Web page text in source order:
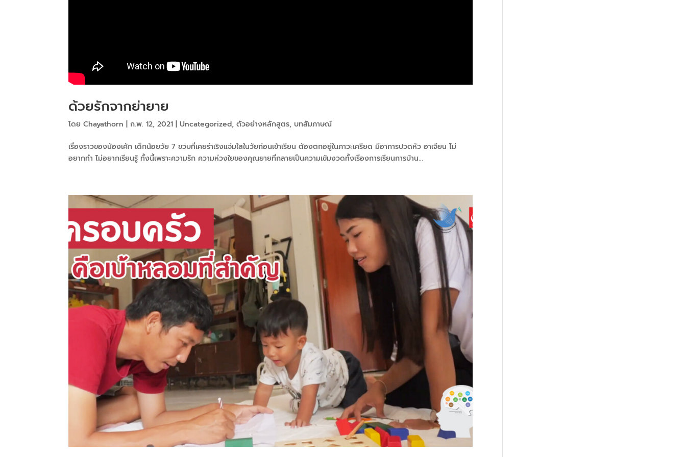
ด้วยรักจากย่ายาย
โดยChayathorn |ก.พ. 12, 2021 |Uncategorized,ตัวอย่างหลักสูตร, บทสัมภาษณ์
เรื่องราวของน้องเค้ก เด็กน้อยวัย 7 ขวบที่เคยร่าเริงแจ่มใสในวัยก่อนเข้าเรียน ต้องตกอยู่ในภาวะเครียด มีอาการปวดหัว อาเจียน ไม่
อยากทำ ไม่อยากเรียนรู้ ทั้งนี้เพราะความรัก ความห่วงใยของคุณยายที่กลายเป็นความเข้มงวดทั้งเรื่องการเรียนการบ้าน...